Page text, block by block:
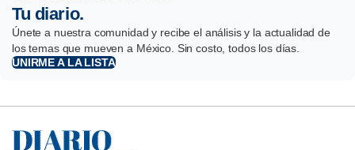
Tu diario.
Únete a nuestra comunidad y recibe el análisis y la actualidad de
los temas que mueven a México. Sin costo, todos los días.
UNIRME A LA LISTA